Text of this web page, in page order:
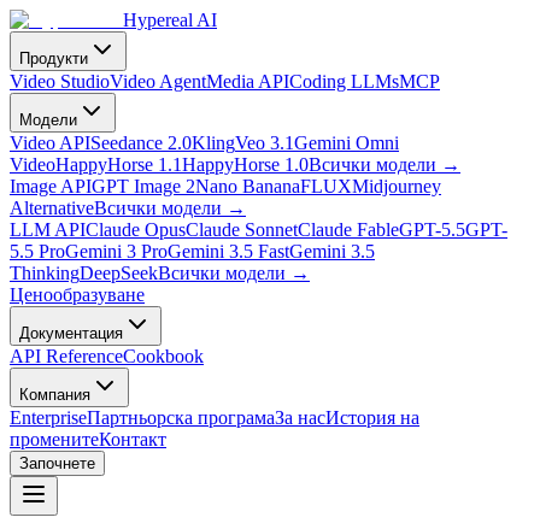
Hypereal AI
Продукти
Video StudioVideo AgentMedia APICoding LLMsMCP
Модели
Video APISeedance 2.0KlingVeo 3.1Gemini Omni
VideoHappyHorse 1.1HappyHorse 1.0Всички модели →
Image APIGPT Image 2Nano BananaFLUXMidjourney
AlternativeВсички модели →
LLM APIClaude OpusClaude SonnetClaude FableGPT-5.5GPT-
5.5 ProGemini 3 ProGemini 3.5 FastGemini 3.5
ThinkingDeepSeekВсички модели →
Ценообразуване
Документация
API ReferenceCookbook
Компания
EnterpriseПартньорска програмаЗа насИстория на
променитеКонтакт
Започнете